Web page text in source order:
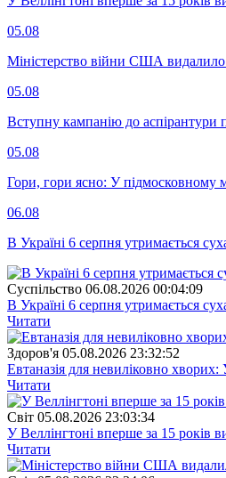
05.08
Міністерство війни США видалило
05.08
Вступну кампанію до
05.08
Гори, гори ясно: У підмосковному
06.08
В Україні 6 серпня утримається
Суспiльство 06.08.2026 00:04:09
В Україні 6 серпня утримається
Читати
Здоров'я 05.08.2026 23:32:52
Евтаназія для невиліковно
Читати
Свiт 05.08.2026 23:03:34
У Веллінгтоні вперше за 15 років
Читати